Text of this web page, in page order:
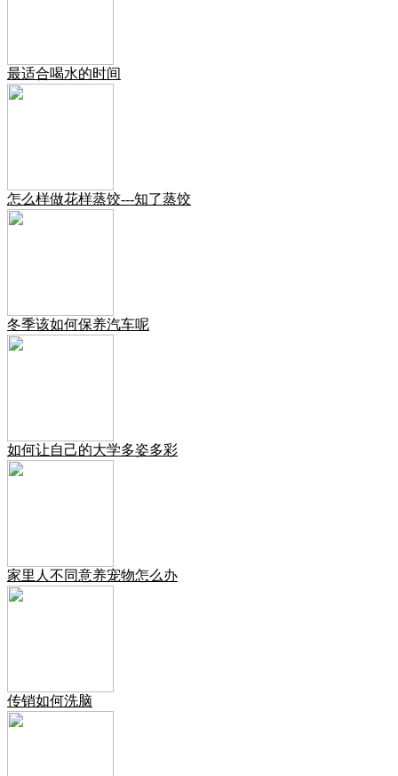
最适合喝水的时间
怎么样做花样蒸饺---知了蒸饺
冬季该如何保养汽车呢
如何让自己的大学多姿多彩
家里人不同意养宠物怎么办
传销如何洗脑